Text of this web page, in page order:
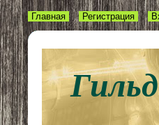
Главная Регистрация